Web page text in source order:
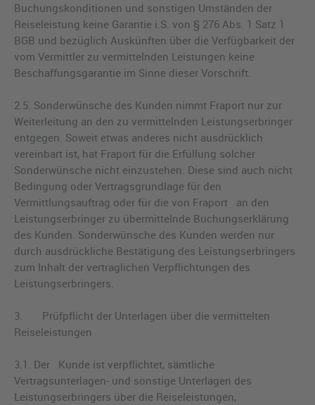
Buchungskonditionen und sonstigen Umständen der
Reiseleistung keine Garantie i.S. von § 276 Abs. 1 Satz 1
BGB und bezüglich Auskünften über die Verfügbarkeit der
vom Vermittler zu vermittelnden Leistungen keine
Beschaffungsgarantie im Sinne dieser Vorschrift.
2.5. Sonderwünsche des Kunden nimmt Fraport nur zur
Weiterleitung an den zu vermittelnden Leistungserbringer
entgegen. Soweit etwas anderes nicht ausdrücklich
vereinbart ist, hat Fraport für die Erfüllung solcher
Sonderwünsche nicht einzustehen. Diese sind auch nicht
Bedingung oder Vertragsgrundlage für den
Vermittlungsauftrag oder für die von Fraport an den
Leistungserbringer zu übermittelnde Buchungserklärung
des Kunden. Sonderwünsche des Kunden werden nur
durch ausdrückliche Bestätigung des Leistungserbringers
zum Inhalt der vertraglichen Verpflichtungen des
Leistungserbringers.
3. Prüfpflicht der Unterlagen über die vermittelten
Reiseleistungen
3.1. Der Kunde ist verpflichtet, sämtliche
Vertragsunterlagen- und sonstige Unterlagen des
Leistungserbringers über die Reiseleistungen,